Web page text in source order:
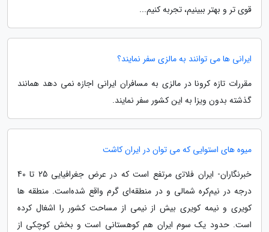
قوی تر و بهتر ببینیم، تجربه کنیم...
ایرانی ها می توانند به مالزی سفر نمایند؟
مقررات تازه کرونا در مالزی به مسافران ایرانی اجازه نمی دهد همانند
گذشته بدون ویزا به این کشور سفر نمایند.
میوه های استوایی که می توان در ایران کاشت
خبرنگاران- ﺍﻳﺮﺍﻥ ﻓﻼﺗی ﻣﺮﺗﻔﻊ است ﮐﻪ ﺩﺭ ﻋﺮﺽ ﺟﻐﺮﺍﻓﻴﺎﻳﯽ 25 تا 40
درجه ﺩﺭ ﻧﻴﻢﮐﺮﻩ ﺷﻤﺎﻟﯽ ﻭ ﺩﺭ ﻣﻨﻄﻘﻪای ﮔﺮم ﻭﺍﻗﻊ ﺷﺪﻩﺍﺳﺖ. منطقه ها
کویری و نیمه کویری بیش از نیمی از مساحت کشور را اشغال کرده
است. حدود یک سوم ایران هم کوهستانی است و بخش کوچکی از